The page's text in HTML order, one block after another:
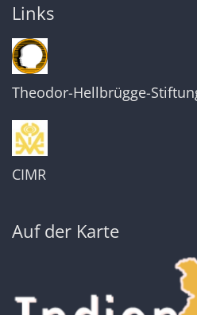
Links
Theodor-Hellbrügge-
CIMR
Auf der Karte